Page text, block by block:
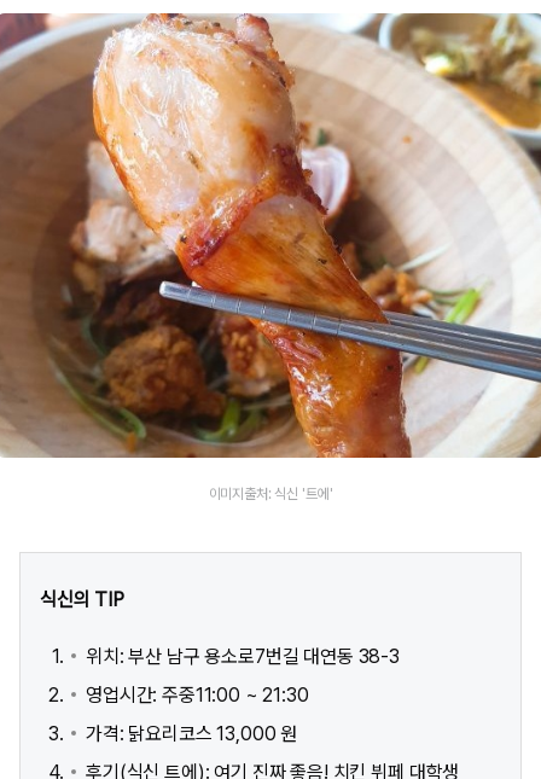
이미지출처: 식신 '트에'
식신의 TIP
위치: 부산 남구 용소로7번길 대연동 38-3
영업시간: 주중11:00 ~ 21:30
가격: 닭요리코스 13,000 원
후기(식신 트에): 여기 진짜 좋음! 치킨 뷔페 대학생